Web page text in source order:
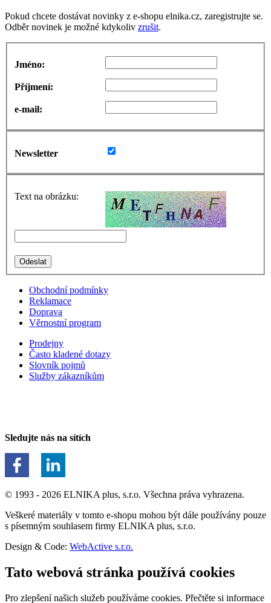
Pokud chcete dostávat novinky z e-shopu elnika.cz, zaregistrujte se.
Odběr novinek je možné kdykoliv zrušit.
Jméno:
Příjmení:
e-mail:
Newsletter
Text na obrázku:
Obchodní podmínky
Reklamace
Doprava
Věrnostní program
Prodejny
Často kladené dotazy
Slovník pojmů
Služby zákazníkům
Sledujte nás na sítích
© 1993 - 2026 ELNIKA plus, s.r.o. Všechna práva vyhrazena.
Veškeré materiály v tomto e-shopu mohou být dále používány pouze
s písemným souhlasem firmy ELNIKA plus, s.r.o.
Design & Code: WebActive s.r.o.
Tato webová stránka používá cookies
Pro zlepšení našich služeb používáme cookies. Přečtěte si informace